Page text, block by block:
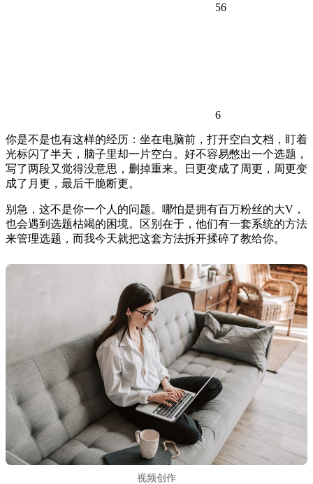
56
6
你是不是也有这样的经历：坐在电脑前，打开空白文档，盯着
光标闪了半天，脑子里却一片空白。好不容易憋出一个选题，
写了两段又觉得没意思，删掉重来。日更变成了周更，周更变
成了月更，最后干脆断更。
别急，这不是你一个人的问题。哪怕是拥有百万粉丝的大V，
也会遇到选题枯竭的困境。区别在于，他们有一套系统的方法
来管理选题，而我今天就把这套方法拆开揉碎了教给你。
视频创作